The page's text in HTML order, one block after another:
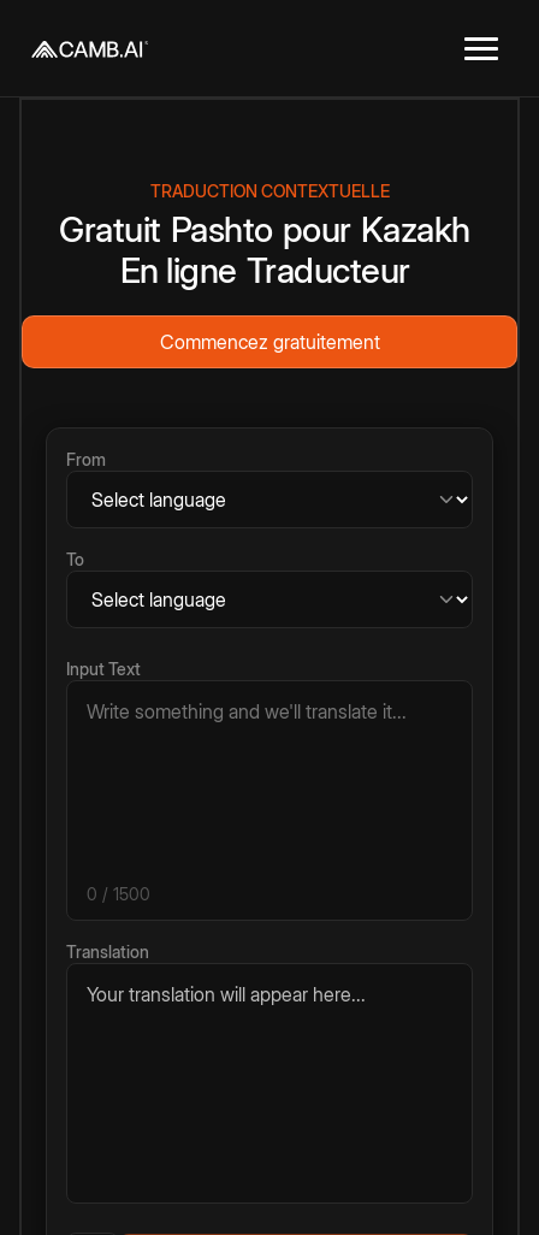
TRADUCTION CONTEXTUELLE
Gratuit Pashto pour Kazakh
En ligne Traducteur
Commencez gratuitement
From
To
Input Text
0 / 1500
Translation
Your translation will appear here...